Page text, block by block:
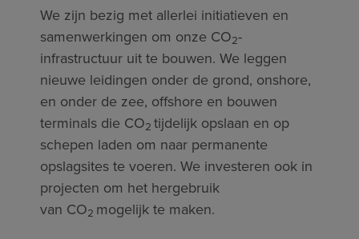
We zijn bezig met allerlei initiatieven en
samenwerkingen om onze CO2-
infrastructuur uit te bouwen. We leggen
nieuwe leidingen onder de grond, onshore,
en onder de zee, offshore en bouwen
terminals die CO2 tijdelijk opslaan en op
schepen laden om naar permanente
opslagsites te voeren. We investeren ook in
projecten om het hergebruik
van CO2 mogelijk te maken.